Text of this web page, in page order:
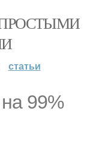
статьи
99%